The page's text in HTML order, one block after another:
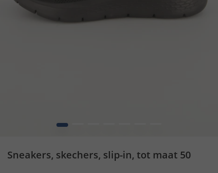
1
Sneakers, skechers, slip-in, tot maat 50